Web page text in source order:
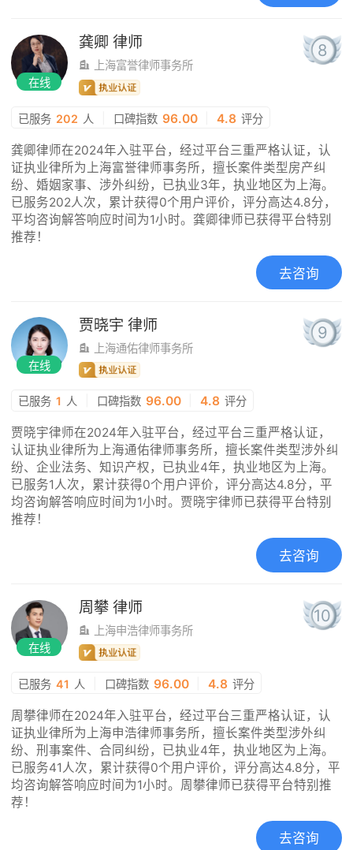
在线
龚卿 律师
上海富誉律师事务所
8
已服务 202 人 口碑指数 96.00 4.8 评分
龚卿律师在2024年入驻平台，经过平台三重严格认证，认
证执业律所为上海富誉律师事务所，擅长案件类型房产纠
纷、婚姻家事、涉外纠纷，已执业3年，执业地区为上海。
已服务202人次，累计获得0个用户评价，评分高达4.8分，
平均咨询解答响应时间为1小时。龚卿律师已获得平台特别
推荐！
去咨询
在线
贾晓宇 律师
上海通佑律师事务所
9
已服务 1 人 口碑指数 96.00 4.8 评分
贾晓宇律师在2024年入驻平台，经过平台三重严格认证，
认证执业律所为上海通佑律师事务所，擅长案件类型涉外纠
纷、企业法务、知识产权，已执业4年，执业地区为上海。
已服务1人次，累计获得0个用户评价，评分高达4.8分，平
均咨询解答响应时间为1小时。贾晓宇律师已获得平台特别
推荐！
去咨询
在线
周攀 律师
上海申浩律师事务所
10
已服务 41 人 口碑指数 96.00 4.8 评分
周攀律师在2024年入驻平台，经过平台三重严格认证，认
证执业律所为上海申浩律师事务所，擅长案件类型涉外纠
纷、刑事案件、合同纠纷，已执业4年，执业地区为上海。
已服务41人次，累计获得0个用户评价，评分高达4.8分，平
均咨询解答响应时间为1小时。周攀律师已获得平台特别推
荐！
去咨询